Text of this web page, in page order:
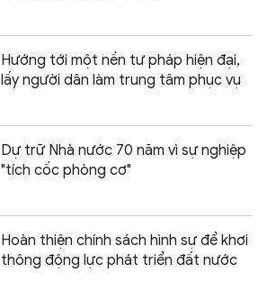
Hướng tới một nền tư pháp hiện đại,
lấy người dân làm trung tâm phục vụ
Dự trữ Nhà nước 70 năm vì sự nghiệp
"tích cốc phòng cơ"
Hoàn thiện chính sách hình sự để khơi
thông động lực phát triển đất nước